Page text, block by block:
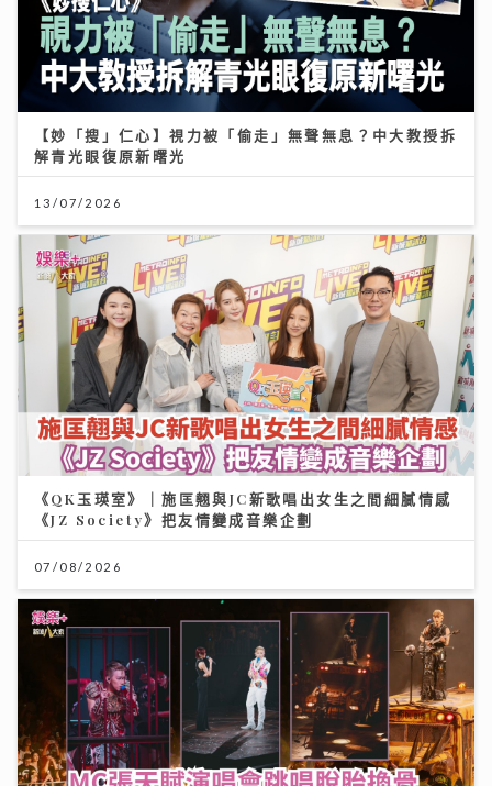
【妙「搜」仁心】視力被「偷走」無聲無息？中大教授拆
解青光眼復原新曙光
13/07/2026
《QK玉瑛室》｜施匡翹與JC新歌唱出女生之間細膩情感
《JZ Society》把友情變成音樂企劃
07/08/2026